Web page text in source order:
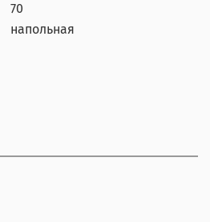
70
напольная